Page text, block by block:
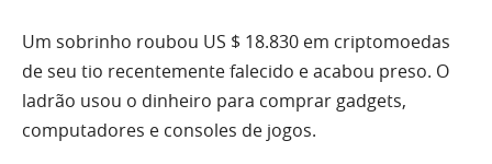
Um sobrinho roubou US $ 18.830 em criptomoedas
de seu tio recentemente falecido e acabou preso. O
ladrão usou o dinheiro para comprar gadgets,
computadores e consoles de jogos.